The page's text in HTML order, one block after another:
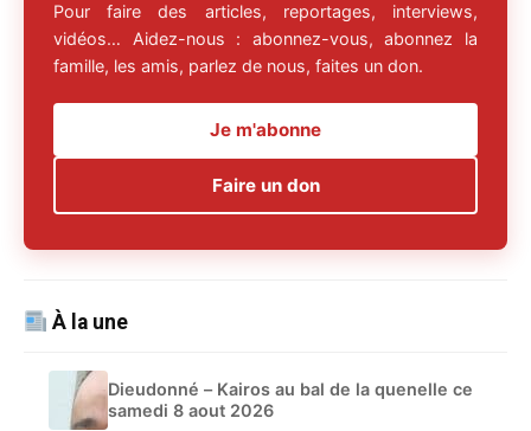
Pour faire des articles, reportages, interviews,
vidéos… Aidez-nous : abonnez-vous, abonnez la
famille, les amis, parlez de nous, faites un don.
Je m'abonne
Faire un don
À la une
Dieudonné – Kairos au bal de la quenelle ce
samedi 8 aout 2026